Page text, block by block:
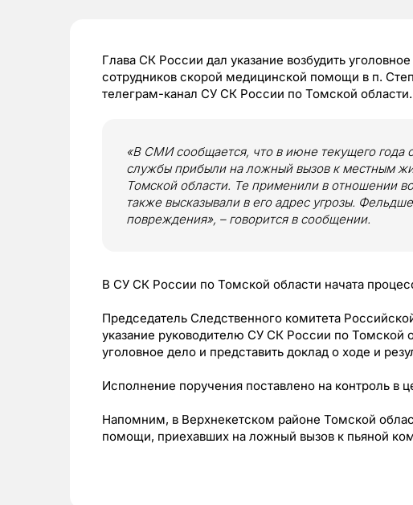
Глава СК России дал указание возбудить
сотрудников скорой медицинской помощи в п.
телеграм-канал СУ СК России по Томской области.
«В СМИ сообщается, что в июне текущего года
службы прибыли на ложный вызов к местным
Томской области. Те применили в отношении
также высказывали в его адрес угрозы.
повреждения», – говорится в сообщении.
В СУ СК России по Томской области начата
Председатель Следственного комитета
указание руководителю СУ СК России по Томской
уголовное дело и представить доклад о ходе и
Исполнение поручения поставлено на контроль в
Напомним, в Верхнекетском районе Томской
помощи, приехавших на ложный вызов к пьяной